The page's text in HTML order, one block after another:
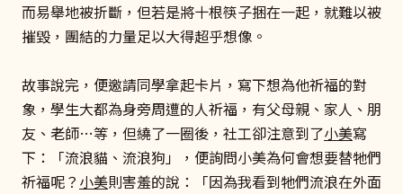
而易舉地被折斷，但若是將十根筷子捆在一起，就難以被
摧毀，團結的力量足以大得超乎想像。
故事說完，便邀請同學拿起卡片，寫下想為他祈福的對
象，學生大都為身旁周遭的人祈福，有父母親、家人、朋
友、 老師…等 ，但繞了一圈後，社工卻注意到了小美寫
下：「流浪貓、流浪狗」，便詢問小美為何會想要替牠們
祈福呢？ 小美則害羞的說：「因為我看到牠們流浪在外面